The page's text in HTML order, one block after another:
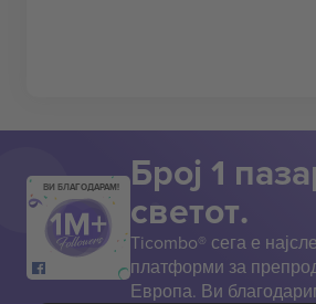
ВИ БЛАГОДАРАМ! Број 1
светот.
Ticombo® сега е
платформи за
Европа. Ви